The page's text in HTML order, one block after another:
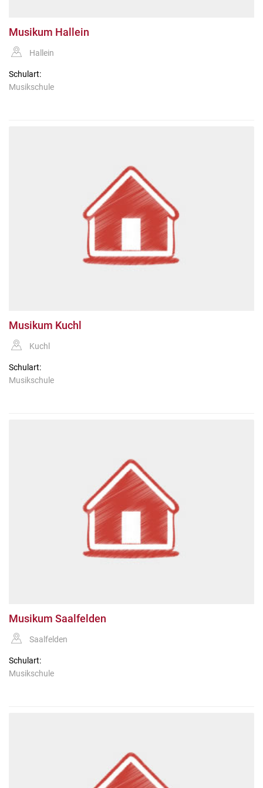
Musikum Hallein
Hallein
Schulart:
Musikschule
Musikum Kuchl
Kuchl
Schulart:
Musikschule
Musikum Saalfelden
Saalfelden
Schulart:
Musikschule